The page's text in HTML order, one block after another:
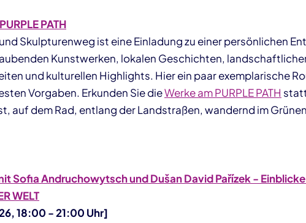
PATH
Skulpturenweg ist eine Einladung zu einer persönlichen
Kunstwerken, lokalen Geschichten,
und kulturellen Highlights. Hier ein paar exemplarische
Vorgaben. Erkunden Sie dieWerke am PURPLE PATH
auf dem Rad, entlang der Landstraßen, wandernd im
Sofia Andruchowytsch und Dušan David Pařízek -
WELT
18:00 - 21:00 Uhr]